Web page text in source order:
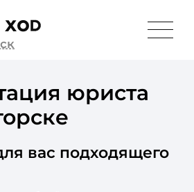
юриста
вас подходящего